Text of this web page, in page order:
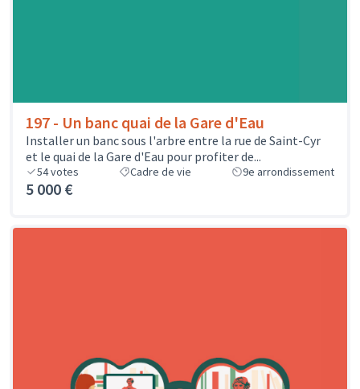
197 - Un banc quai de la Gare d'Eau
Installer un banc sous l'arbre entre la rue de Saint-Cyr
et le quai de la Gare d'Eau pour profiter de...
54votes Cadre de vie 9e arrondissement
5 000 €